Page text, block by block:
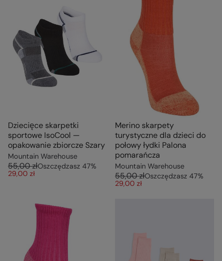
Dziecięce skarpetki
sportowe IsoCool —
opakowanie zbiorcze Szary
Mountain Warehouse
55,00 złOszczędzasz 47%
29,00 zł
Merino skarpety
turystyczne dla dzieci do
połowy łydki Palona
pomarańcza
Mountain Warehouse
55,00 złOszczędzasz 47%
29,00 zł